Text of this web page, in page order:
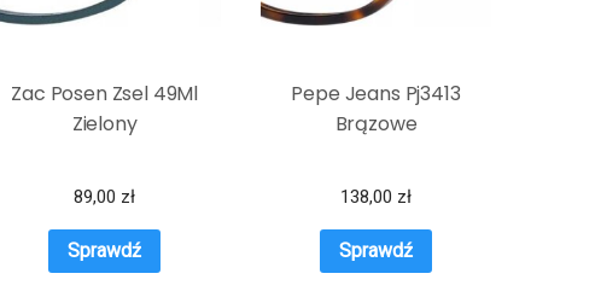
Zac Posen Zsel 49Ml
Zielony
89,00 zł
Sprawdź
Pepe Jeans Pj3413
Brązowe
138,00 zł
Sprawdź